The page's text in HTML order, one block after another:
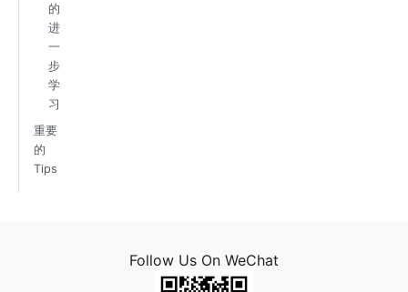
的
进
一
步
学
习
重要
的
Tips
Follow Us On WeChat